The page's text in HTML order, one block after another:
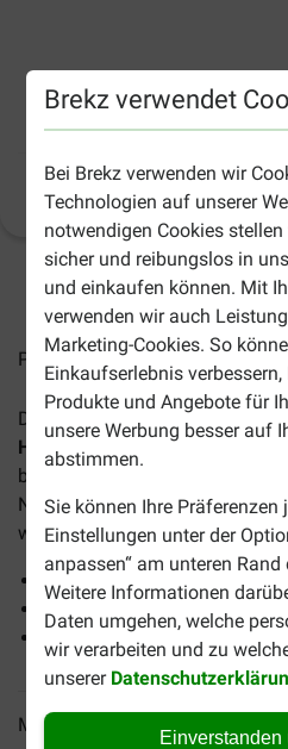
Brekz verwendet
Bei Brekz verwenden wir
Technologien auf unserer
notwendigen Cookies
sicher und reibungslos in
und einkaufen können. Mit
verwenden wir auch
Marketing-Cookies. So
Einkaufserlebnis
Produkte und Angebote für
unsere Werbung besser auf
abstimmen.
Sie können Ihre Präferenzen
Einstellungen unter der
anpassen“ am unteren Rand
Weitere Informationen
Daten umgehen, welche
wir verarbeiten und zu
unserer
Einverstanden
Prince Fit Selection
(5
2-4
Preise inkl. MwSt zzgl.
Das
Prince Fit Selection Puppy
Hundefutter
eignet sich für
bis 12 Monaten aller Rassen.
Nährstoffen und Energie, die
werden. Vorteile dieses Futters
reich an Eiweiß
schmackhaft und mit viel
einen hohen Fettgehalt
Mehr Produktinfos